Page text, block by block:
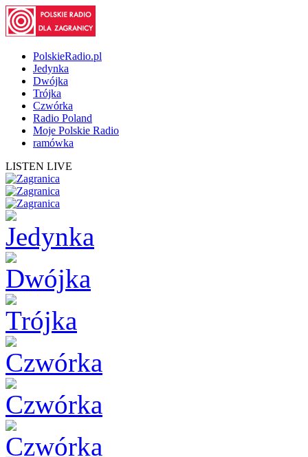
PolskieRadio.pl
Jedynka
Dwójka
Trójka
Czwórka
Radio Poland
Moje Polskie Radio
ramówka
LISTEN LIVE